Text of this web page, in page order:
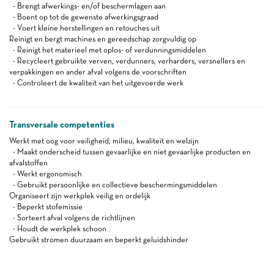
- Brengt afwerkings- en/of beschermlagen aan
- Boent op tot de gewenste afwerkingsgraad
- Voert kleine herstellingen en retouches uit
Reinigt en bergt machines en gereedschap zorgvuldig op
- Reinigt het materieel met oplos- of verdunningsmiddelen
- Recycleert gebruikte verven, verdunners, verharders, versnellers en
verpakkingen en ander afval volgens de voorschriften
- Controleert de kwaliteit van het uitgevoerde werk
Transversale competenties
Werkt met oog voor veiligheid, milieu, kwaliteit en welzijn
- Maakt onderscheid tussen gevaarlijke en niet gevaarlijke producten en
afvalstoffen
- Werkt ergonomisch
- Gebruikt persoonlijke en collectieve beschermingsmiddelen
Organiseert zijn werkplek veilig en ordelijk
- Beperkt stofemissie
- Sorteert afval volgens de richtlijnen
- Houdt de werkplek schoon
Gebruikt stromen duurzaam en beperkt geluidshinder